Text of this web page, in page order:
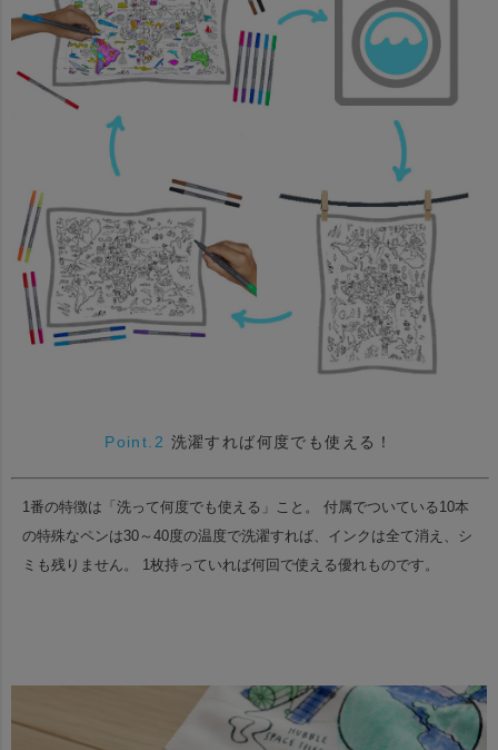
Point.2 洗濯すれば何度でも使える！
1番の特徴は「洗って何度でも使える」こと。
付属でついている10本
の特殊なペンは30～40度の温度で洗濯すれば、インクは全て消え、シ
ミも残りません。
1枚持っていれば何回で使える優れものです。